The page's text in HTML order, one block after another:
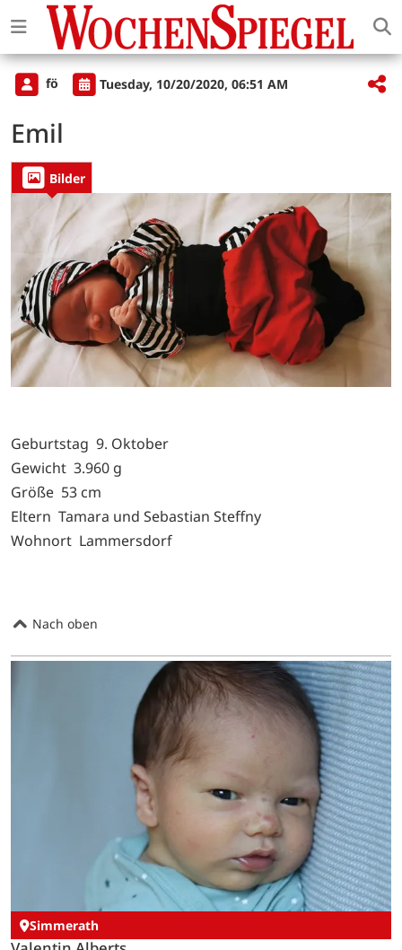
fö Tuesday, 10/20/2020, 06:51 AM
Emil
Bilder
Geburtstag 9. Oktober
Gewicht 3.960 g
Größe 53 cm
Eltern Tamara und Sebastian Steffny
Wohnort Lammersdorf
Nach oben
Simmerath